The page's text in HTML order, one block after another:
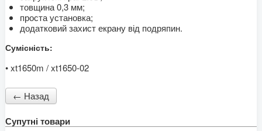
товщина 0,3 мм;
проста установка;
додатковий захист екрану від подряпин.
Сумісність:
• xt1650m / xt1650-02
Супутні товари